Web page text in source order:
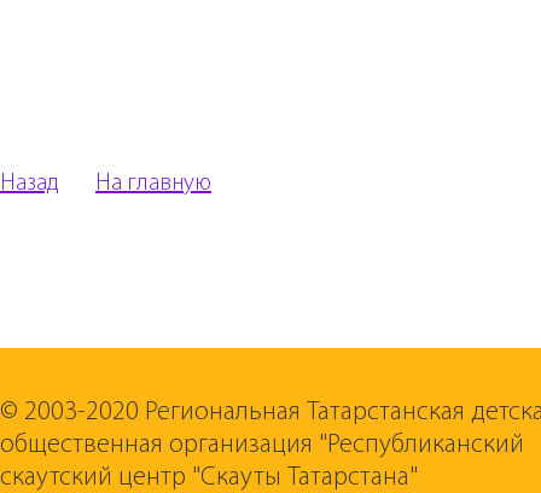
Назад На главную
© 2003-2020 Региональная Татарстанская
общественная организация "Республиканский
скаутский центр "Скауты Татарстана"